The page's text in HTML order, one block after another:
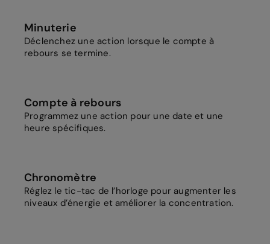
Minuterie
Déclenchez une action lorsque le compte à
rebours se termine.
Compte à rebours
Programmez une action pour une date et une
heure spécifiques.
Chronomètre
Réglez le tic-tac de l’horloge pour augmenter les
niveaux d’énergie et améliorer la concentration.